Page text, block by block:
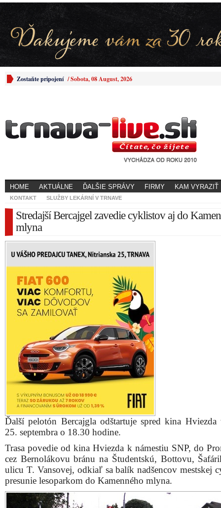
Zostaňte pripojení /Sobota, 08 August, 2026
HOME AKTUÁLNE ĎALŠIE SPRÁVY FIRMY KAM VYRAZIŤ
KONTAKT SLUŽBY LEKÁRNÍ V TRNAVE
Stredajší Bercajgel zavedie cyklistov aj do
mlyna
Ďalší pelotón Bercajgla odštartuje spred kina Hviezda
25. septembra o 18.30 hodine.
Trasa povedie od kina Hviezda k námestiu SNP, do
cez Bernolákovu bránu na Študentskú, Bottovu,
ulicu T. Vansovej, odkiaľ sa balík nadšencov mestskej
presunie lesoparkom do Kamenného mlyna.